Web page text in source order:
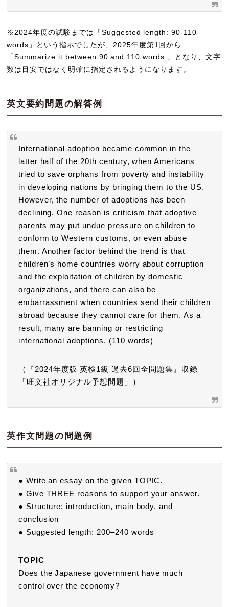
※2024年度の試験までは「Suggested length: 90-110
words」という指示でしたが、2025年度第1回から
「Summarize it between 90 and 110 words.」となり、文字
数は目安ではなく明確に指定されるようになります。
英文要約問題の解答例
International adoption became common in the
latter half of the 20th century, when Americans
tried to save orphans from poverty and instability
in developing nations by bringing them to the US.
However, the number of adoptions has been
declining. One reason is criticism that adoptive
parents may put undue pressure on children to
conform to Western customs, or even abuse
them. Another factor behind the trend is that
children’s home countries worry about corruption
and the exploitation of children by domestic
organizations, and there can also be
embarrassment when countries send their children
abroad because they cannot care for them. As a
result, many are banning or restricting
international adoptions. (110 words)
（『2024年度版 英検1級 過去6回全問題集』収録
「旺文社オリジナル予想問題」）
英作文問題の問題例
● Write an essay on the given TOPIC.
● Give THREE reasons to support your answer.
● Structure: introduction, main body, and
conclusion
● Suggested length: 200–240 words
TOPIC
Does the Japanese government have much
control over the economy?